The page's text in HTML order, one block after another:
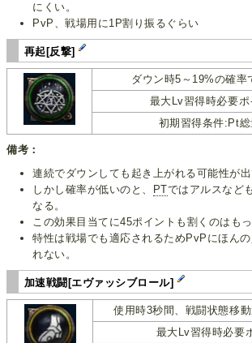
にくい。
PvP、戦場用に1P割り振るぐらい
再起[反撃]
ダウン時5～19%の確率
最大Lv習得時必要
初期習得条件:Pt総
備考：
連続でダウンしても起き上がれる可能性が出
しかし確率が低いのと、
PTではアルスなど
なる。
この効果目当てに45ポイントも割くのはもっ
特性は戦場でも適応されるためPvPにほん
れない。
加速戦闘[エヴァッシブロール]
使用時3秒間、戦闘状態移動
最大Lv習得時必要